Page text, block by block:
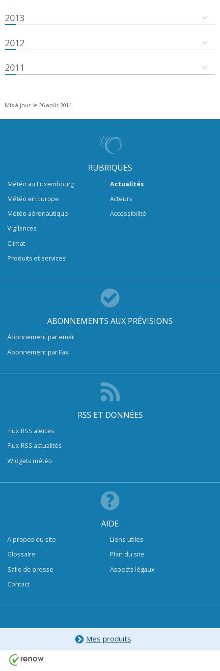
2013
2012
2011
Mis à jour le 26 août 2014
RUBRIQUES
Météo au Luxembourg
Météo en Europe
Météo aéronautique
Vigilances
Climat
Produits et services
Actualités
Acteurs
Accessibilité
ABONNEMENTS AUX PRÉVISIONS
Abonnement par email
Abonnement par Fax
RSS ET DONNÉES
Flux RSS alertes
Flux RSS actualités
Widgets météo
AIDE
A propos du site
Glossaire
Salle de presse
Contact
Liens utiles
Plan du site
Aspects légaux
Mes produits